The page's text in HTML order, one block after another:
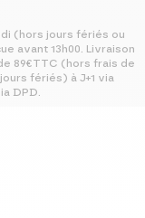
(hors jours fériés ou
avant 13h00. Livraison
89€TTC (hors frais de
fériés) à J+1 via
DPD.